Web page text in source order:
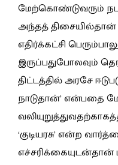
மேற்கொண்டுவரும்
அந்தத் திசையில்தான்
எதிர்க்கட்சி
இருப்பதுபோலவும்
திட்டத்தில் அரசே
நாடுதான்’ என்பதை
‘குடியரசு’ என்ற